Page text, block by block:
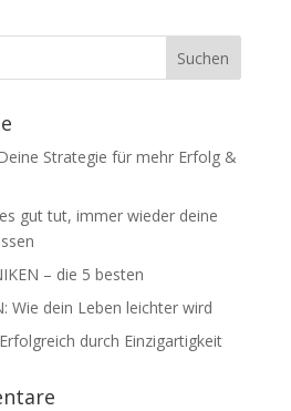
Strategie für mehr Erfolg &
gut tut, immer wieder deine
– die 5 besten
Wie dein Leben leichter wird
durch Einzigartigkeit